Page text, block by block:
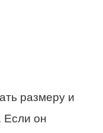
размеру и
Если он